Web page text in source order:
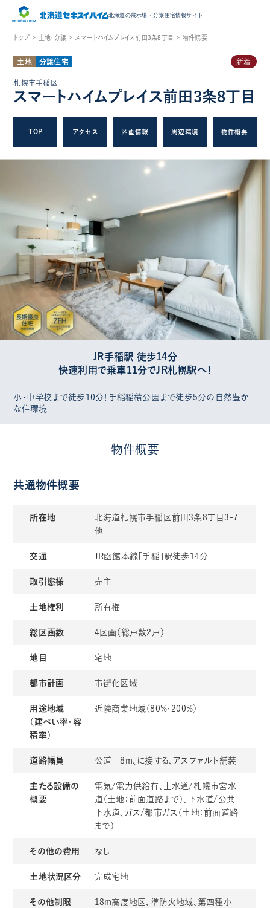
北海道の展示場・ 分譲住宅情報サイト
トップ ＞ 土地・分譲 ＞ スマートハイムプレイス前田3条8丁目 ＞ 物件概要
土地 分譲住宅 新着
札幌市手稲区
スマートハイムプレイス前田3条8丁目
JR手稲駅 徒歩14分
快速利用で乗車11分でJR札幌駅へ！
小・中学校まで徒歩10分！手稲稲積公園まで徒歩5分の自然豊か
な住環境
TOP アクセス 区画情報 周辺環境 物件概要
物件概要
共通物件概要
所在地
北海道札幌市手稲区前田3条8丁目3-7
他
交通 JR函館本線「手稲」駅徒歩14分
取引態様 売主
土地権利 所有権
総区画数 4区画（総戸数2戸）
地目 宅地
都市計画 市街化区域
用途地域
（建ぺい率・容
積率）
近隣商業地域（80%・200%）
道路幅員 公道 8m、に接する、アスファルト舗装
主たる設備の
概要
電気/電力供給有、上水道/札幌市営水
道（土地：前面道路まで）、下水道/公共
下水道、ガス/都市ガス（土地：前面道路
まで）
その他の費用 なし
土地状況区分 完成宅地
その他制限
18m高度地区、準防火地域、第四種小